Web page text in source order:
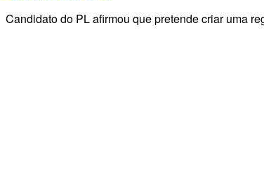
Candidato do PL afirmou que pretende criar uma